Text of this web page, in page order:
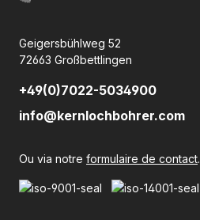
Geigersbühlweg 52
72663 Großbettlingen
+49(0)7022-5034900
info@kernlochbohrer.com
Ou via notre formulaire de contact.